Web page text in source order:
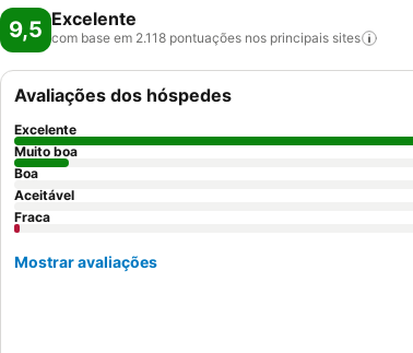
9,5 Excelente
com base em 2.118 pontuações nos principais sites
Avaliações dos hóspedes
Excelente
Muito boa
Boa
Aceitável
Fraca
Mostrar avaliações